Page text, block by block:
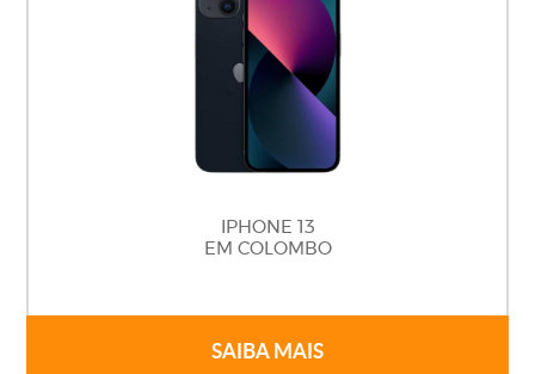
IPHONE 13
EM COLOMBO
SAIBA MAIS